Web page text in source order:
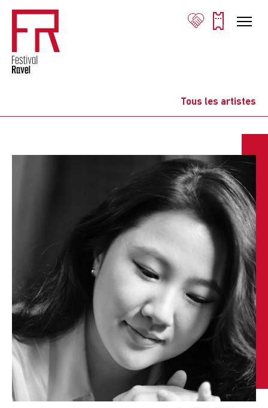
Tous les artistes